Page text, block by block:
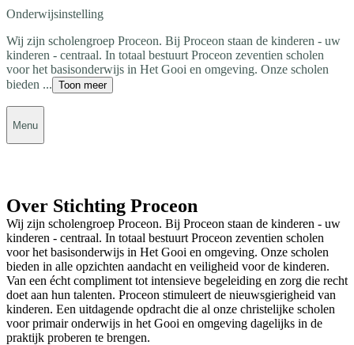
Onderwijsinstelling
Wij zijn scholengroep Proceon. Bij Proceon staan de kinderen - uw
kinderen - centraal. In totaal bestuurt Proceon zeventien scholen
voor het basisonderwijs in Het Gooi en omgeving. Onze scholen
bieden ... Toon meer
Menu
Over Stichting Proceon
Wij zijn scholengroep Proceon. Bij Proceon staan de kinderen - uw
kinderen - centraal. In totaal bestuurt Proceon zeventien scholen
voor het basisonderwijs in Het Gooi en omgeving. Onze scholen
bieden in alle opzichten aandacht en veiligheid voor de kinderen.
Van een écht compliment tot intensieve begeleiding en zorg die recht
doet aan hun talenten. Proceon stimuleert de nieuwsgierigheid van
kinderen. Een uitdagende opdracht die al onze christelijke scholen
voor primair onderwijs in het Gooi en omgeving dagelijks in de
praktijk proberen te brengen.